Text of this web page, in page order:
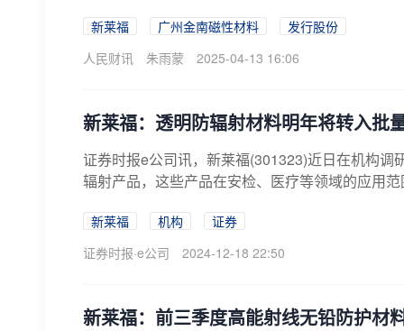
新莱福 广州金南磁性材料
发行股份
人民财讯
朱雨蒙 2025-04-13 16:06
新莱福：透明防辐射材料明年将转入批
证券时报e公司讯，新莱福(301323)近日在机构
辐射产品，这些产品在安检、医疗等领域的应用
新莱福 机构
证券
证券时报·e公司
2024-12-18 22:50
新莱福：前三季度高能射线无铅防护材